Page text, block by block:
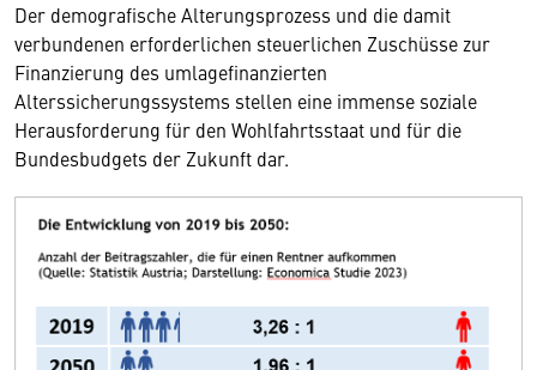
Der demografische Alterungsprozess und die damit
verbundenen erforderlichen steuerlichen Zuschüsse zur
Finanzierung des umlagefinanzierten
Alterssicherungssystems stellen eine immense soziale
Herausforderung für den Wohlfahrtsstaat und für die
Bundesbudgets der Zukunft dar.